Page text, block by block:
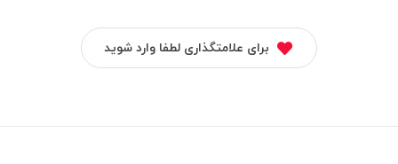
برای علامتگذاری لطفا وارد شوید